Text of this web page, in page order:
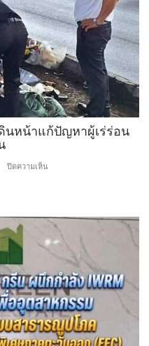
เข้า
ฟรี
สวน
นงนุช
พัทยา
มอบ
ของ
ขวัญ
วัน
ว่า
รัก
พา
แม่
เที่ยว
นหน้าแก้ปัญหาผู้เร่ร่อน
ปิดความเห็น
คูคต
เดิน
แก้
ปัญหา
ผู้
เร่ร่อน
สร้าง